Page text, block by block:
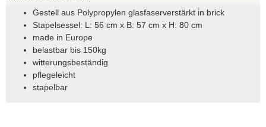
Gestell aus Polypropylen glasfaserverstärkt in brick
Stapelsessel: L: 56 cm x B: 57 cm x H: 80 cm
made in Europe
belastbar bis 150kg
witterungsbeständig
pflegeleicht
stapelbar